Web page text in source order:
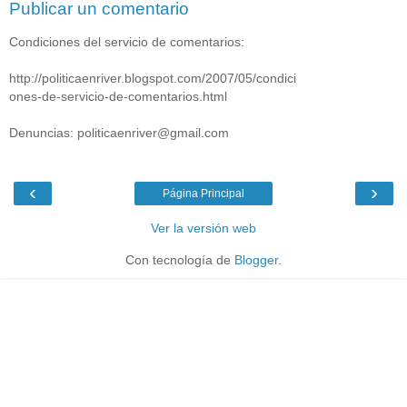
Publicar un comentario
Condiciones del servicio de comentarios:
http://politicaenriver.blogspot.com/2007/05/condici
ones-de-servicio-de-comentarios.html
Denuncias: politicaenriver@gmail.com
‹ ›
Página Principal
Ver la versión web
Con tecnología de Blogger.